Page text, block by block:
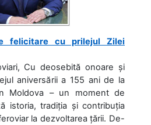
felicitare cu prilejul Zilei
Cu deosebită onoare și
aniversării a 155 ani de la
Moldova – un moment de
istoria, tradiția și contribuția
la dezvoltarea țării. De-